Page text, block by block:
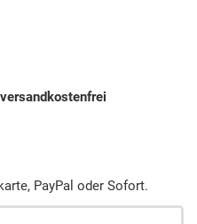
versandkostenfrei
PayPal oder Sofort.